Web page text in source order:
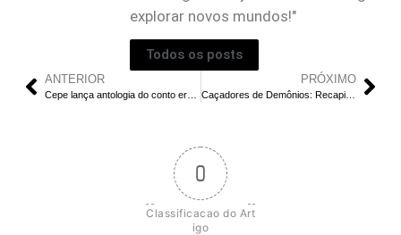
explorar novos mundos!"
Todos os posts
ANTERIOR PRÓXIMO
Caçadores de Demônios: Recapitulação e Final Explicado do EP 2: Os Espíritos Matam Min Gi?
0
Classificacao do Art
igo